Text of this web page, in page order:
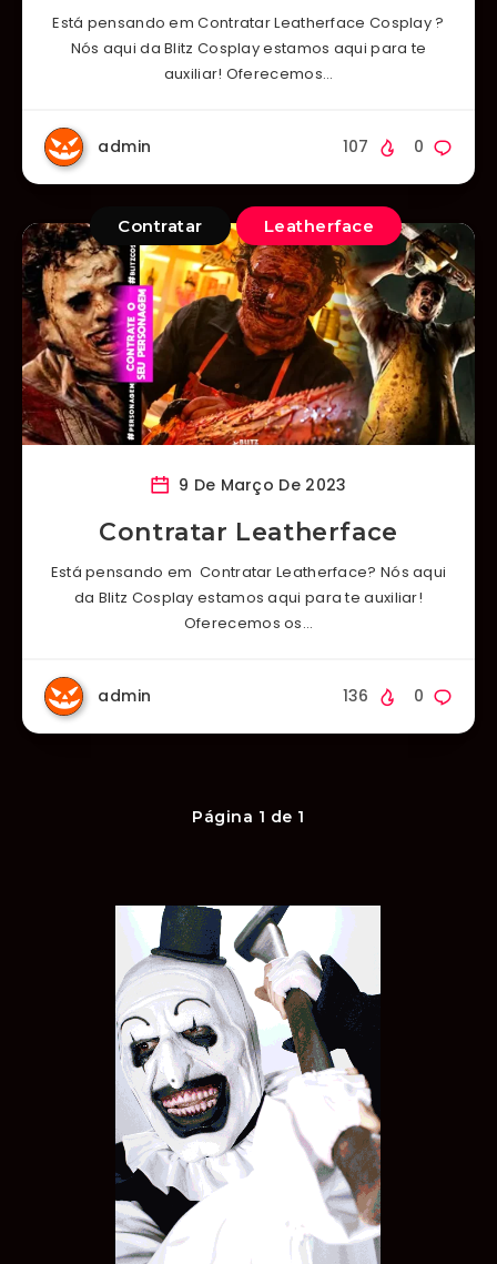
Está pensando em Contratar Leatherface Cosplay ?
Nós aqui da Blitz Cosplay estamos aqui para te
auxiliar! Oferecemos…
admin 0
107
Contratar Leatherface
9 De Março De 2023
Contratar Leatherface
Está pensando em Contratar Leatherface? Nós aqui
da Blitz Cosplay estamos aqui para te auxiliar!
Oferecemos os…
admin 0
136
Página 1 de 1